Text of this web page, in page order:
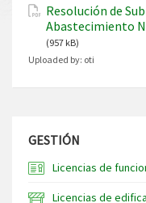
Resolución de
Abastecimiento
(957 kB)
Uploaded by: oti
GESTIÓN
Licencias de
Licencias de